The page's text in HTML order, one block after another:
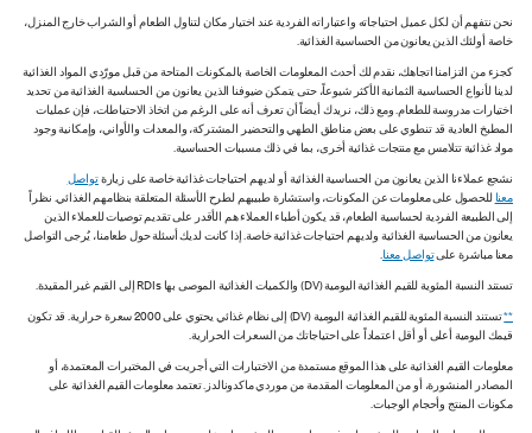
نحن نتفهم أن لكل عميل احتياجاته واعتباراته الفردية عند اختيار مكان لتناول الطعام أو الشراب خارج المنزل،
خاصة أولئك الذين يعانون من الحساسية الغذائية.
كجزء من التزامنا اتجاهك، نقدم لك أحدث المعلومات الخاصة بالمكونات المتاحة من قبل مورّدي المواد الغذائية
لدينا لأنواع الحساسية الثمانية الأكثر شيوعاً، حتى يتمكن ضيوفنا الذين يعانون من الحساسية الغذائية من تحديد
اختيارات مدروسة للطعام. ومع ذلك، نريدك أيضاً أن تعرف أنه على الرغم من اتخاذ الاحتياطات، فإن عمليات
المطبخ العادية قد تنطوي على بعض مناطق الطهي والتحضير المشتركة، والمعدات والأواني، وإمكانية وجود
مواد غذائية تتلامس مع منتجات غذائية أخرى، بما في ذلك مسببات الحساسية.
نشجع عملاءنا الذين يعانون من الحساسية الغذائية أو لديهم احتياجات غذائية خاصة على زيارةتواصل
معنا للحصول على معلومات عن المكونات، واستشارة طبيبهم لطرح الأسئلة المتعلقة بنظامهم الغذائي. نظراً
إلى الطبيعة الفردية لحساسية الطعام، قد يكون أطباء العملاء هم الأقدر على تقديم توصيات للعملاء الذين
يعانون من الحساسية الغذائية ولديهم احتياجات غذائية خاصة. إذا كانت لديك أسئلة حول طعامنا، يُرجى التواصل
معنا مباشرة علىتواصل معنا.
تستند النسبة المئوية للقيم الغذائية اليومية (DV) والكميات الغذائية الموصى بها RDIs إلى القيم غير المقيدة.
**
تستند النسبة المئوية للقيم الغذائية اليومية (DV) إلى نظام غذائي يحتوي على 2000 سعرة حرارية. قد تكون
قيمك اليومية أعلى أو أقل اعتماداً على احتياجاتك من السعرات الحرارية.
معلومات القيم الغذائية على هذا الموقع مستمدة من الاختبارات التي أجريت في المختبرات المعتمدة، أو
المصادر المنشورة، أو من المعلومات المقدمة من موردي ماكدونالدز. تعتمد معلومات القيم الغذائية على
مكونات المنتج وأحجام الوجبات.